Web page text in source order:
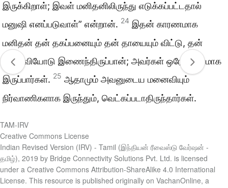
இருக்கிறாள்; இவள் மனிதனிலிருந்து எடுக்கப்பட்டதால்
மனுஷி எனப்படுவாள்” என்றான். 24 இதன் காரணமாக
மனிதன் தன் தகப்பனையும் தன் தாயையும் விட்டு, தன்
மனைவியோடு இணைந்திருப்பான்; அவர்கள் ஒரே மாம்சமாக
இருப்பார்கள். 25 ஆதாமும் அவனுடைய மனைவியும்
நிர்வாணிகளாக இருந்தும், வெட்கப்படாதிருந்தார்கள்.
TAM-IRV
Creative Commons License
Indian Revised Version (IRV) - Tamil (இந்தியன் ரீவைஸ்டு வேர்ஷன் -
தமிழ்), 2019 by Bridge Connectivity Solutions Pvt. Ltd. is licensed
under a Creative Commons Attribution-ShareAlike 4.0 International
License. This resource is published originally on VachanOnline, a